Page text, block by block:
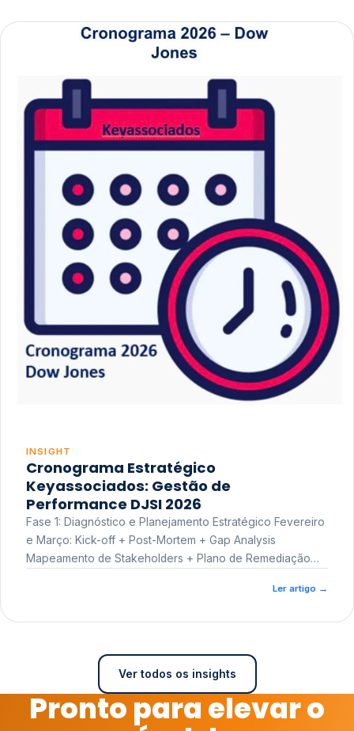
INSIGHT
Cronograma Estratégico
Keyassociados: Gestão de
Performance DJSI 2026
Fase 1: Diagnóstico e Planejamento Estratégico Fevereiro
e Março: Kick-off + Post-Mortem + Gap Analysis
Mapeamento de Stakeholders + Plano de Remediação
Ler artigo →
Ver todos os insights
Pronto para elevar o